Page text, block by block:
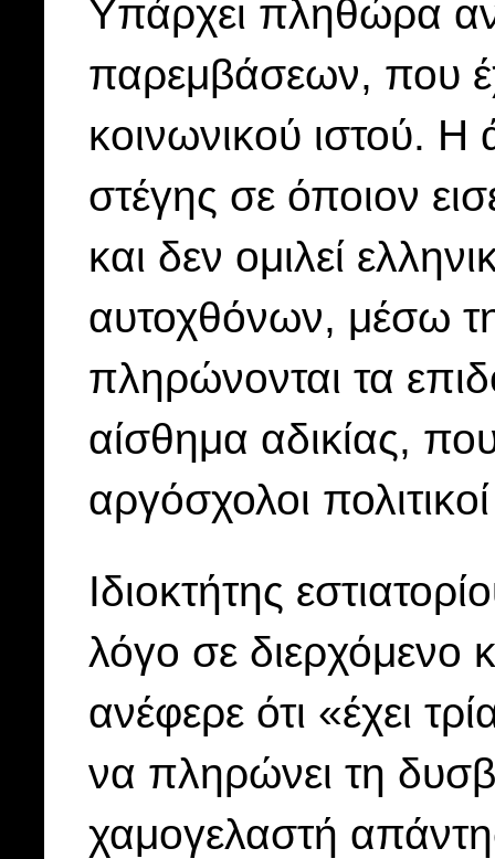
Υπάρχει πληθώρα
παρεμβάσεων, που
κοινωνικού ιστού.
στέγης σε όποιον
και δεν ομιλεί
αυτοχθόνων, μέσω
πληρώνονται τα
αίσθημα αδικίας,
αργόσχολοι
Ιδιοκτήτης
λόγο σε διερχόμενο
ανέφερε ότι «έχει
να πληρώνει τη
χαμογελαστή